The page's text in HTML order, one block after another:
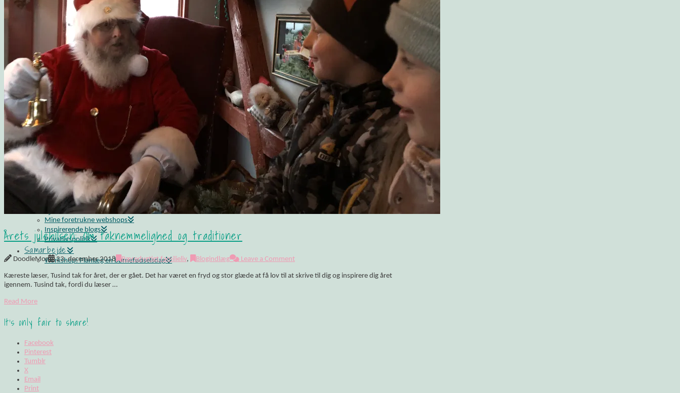
Privatlivspolitik
Samarbejde
Workshop: Planlæg en børnefødselsdag
Kategorier
Madværksted
Børn i køkkenet
Opskrifter
Opskrift: Sommersalat med røget laks og friske hindbær!
Opskrift: Mormors fødselsdagsboller
Gæsternes yndlings sommerkage
Madværkstedet: Frokostbuffet med farverige salater og grillet kylling
Opskrift: Luksusagtig brunsviger
Opskrift på kransekage
Opskrift: Saftige “romkugler”, der overholder sukkerpolitikken!
Fluffy søndagspandekager med blåbærsylt
Opskrift: Fastelavnsboller med hindbærskum
Gemalens Kager – Galleri
Nyhedsbrev
Mine foretrukne webshops
Inspirerende blogs
Privatlivspolitik
Samarbejde
Workshop: Planlæg en børnefødselsdag
Årets julehilsen: Om taknemmelighed og traditioner
DoodleMor 23. december 2018 Bæredygtigt familieliv, Blogindlæg Leave a Comment
Kæreste læser, Tusind tak for året, der er gået. Det har været en fryd og stor glæde at få lov til at skrive til dig og inspirere dig året
igennem. Tusind tak, fordi du læser …
Read More
It's only fair to share!
Facebook
Pinterest
Tumblr
X
Email
Print